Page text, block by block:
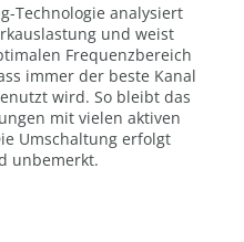
Technologie analysiert
und weist
Frequenzbereich
immer der beste Kanal
wird. So bleibt das
mit vielen aktiven
Umschaltung erfolgt
unbemerkt.